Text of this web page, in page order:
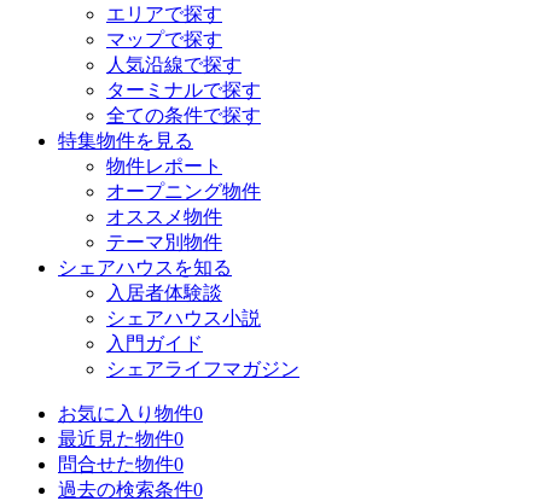
エリアで探す
マップで探す
人気沿線で探す
ターミナルで探す
全ての条件で探す
特集物件を見る
物件レポート
オープニング物件
オススメ物件
テーマ別物件
シェアハウスを知る
入居者体験談
シェアハウス小説
入門ガイド
シェアライフマガジン
お気に入り物件0
最近見た物件0
問合せた物件0
過去の検索条件0